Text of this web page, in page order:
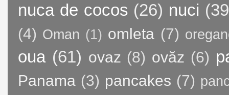
nuca de cocos (26) nuci
(4) Oman (1) omleta (7)
oua (61) ovaz (8) ovăz (6)
Panama (3) pancakes (7)